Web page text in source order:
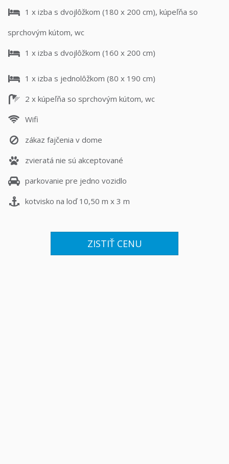
1 x izba s dvojlôžkom (180 x 200 cm), kúpeľňa so
sprchovým kútom, wc
1 x izba s dvojlôžkom (160 x 200 cm)
1 x izba s jednolôžkom (80 x 190 cm)
2 x kúpeľňa so sprchovým kútom, wc
Wifi
zákaz fajčenia v dome
zvieratá nie sú akceptované
parkovanie pre jedno vozidlo
kotvisko na loď 10,50 m x 3 m
ZISTIŤ CENU